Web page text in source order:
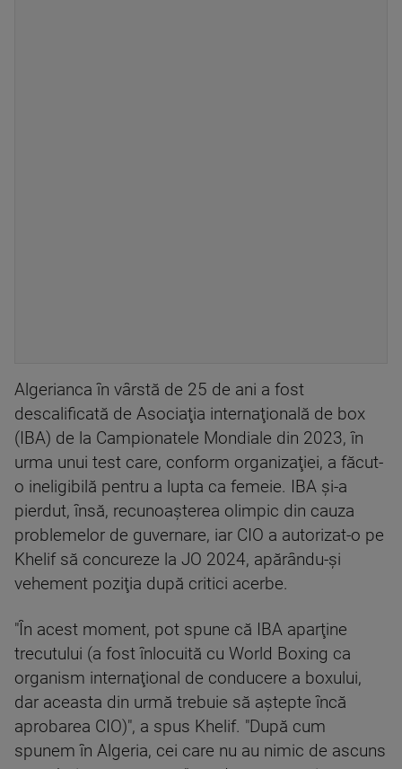
Algerianca în vârstă de 25 de ani a fost
descalificată de Asociaţia internaţională de box
(IBA) de la Campionatele Mondiale din 2023, în
urma unui test care, conform organizaţiei, a făcut-
o ineligibilă pentru a lupta ca femeie. IBA şi-a
pierdut, însă, recunoaşterea olimpic din cauza
problemelor de guvernare, iar CIO a autorizat-o pe
Khelif să concureze la JO 2024, apărându-şi
vehement poziţia după critici acerbe.
"În acest moment, pot spune că IBA aparţine
trecutului (a fost înlocuită cu World Boxing ca
organism internaţional de conducere a boxului,
dar aceasta din urmă trebuie să aştepte încă
aprobarea CIO)", a spus Khelif. "După cum
spunem în Algeria, cei care nu au nimic de ascuns